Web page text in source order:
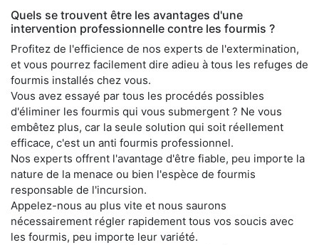
Quels se trouvent être les avantages d'une
intervention professionnelle contre les fourmis ?
Profitez de l'efficience de nos experts de l'extermination,
et vous pourrez facilement dire adieu à tous les refuges de
fourmis installés chez vous.
Vous avez essayé par tous les procédés possibles
d'éliminer les fourmis qui vous submergent ? Ne vous
embêtez plus, car la seule solution qui soit réellement
efficace, c'est un anti fourmis professionnel.
Nos experts offrent l'avantage d'être fiable, peu importe la
nature de la menace ou bien l'espèce de fourmis
responsable de l'incursion.
Appelez-nous au plus vite et nous saurons
nécessairement régler rapidement tous vos soucis avec
les fourmis, peu importe leur variété.